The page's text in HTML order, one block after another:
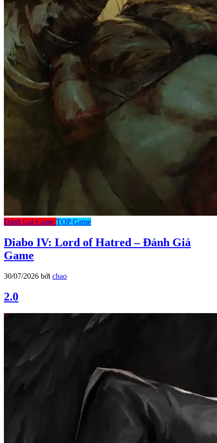
Đánh Giá Game TOP Game
Diabo IV: Lord of Hatred – Đánh Giá
Game
30/07/2026 bởi chao
2.0